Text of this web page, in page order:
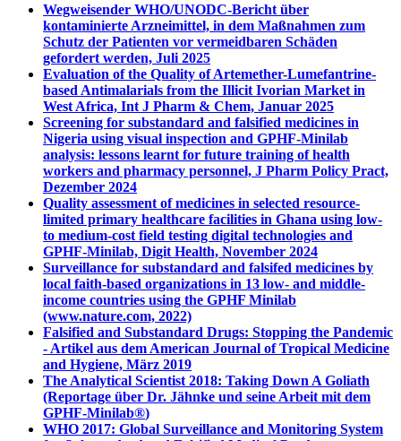
Wegweisender WHO/UNODC-Bericht über
kontaminierte Arzneimittel, in dem Maßnahmen zum
Schutz der Patienten vor vermeidbaren Schäden
gefordert werden, Juli 2025
Evaluation of the Quality of Artemether-Lumefantrine-
based Antimalarials from the Illicit Ivorian Market in
West Africa, Int J Pharm & Chem, Januar 2025
Screening for substandard and falsified medicines in
Nigeria using visual inspection and GPHF-Minilab
analysis: lessons learnt for future training of health
workers and pharmacy personnel, J Pharm Policy Pract,
Dezember 2024
Quality assessment of medicines in selected resource-
limited primary healthcare facilities in Ghana using low-
to medium-cost field testing digital technologies and
GPHF-Minilab, Digit Health, November 2024
Surveillance for substandard and falsifed medicines by
local faith-based organizations in 13 low- and middle-
income countries using the GPHF Minilab
(www.nature.com, 2022)
Falsified and Substandard Drugs: Stopping the Pandemic
- Artikel aus dem American Journal of Tropical Medicine
and Hygiene, März 2019
The Analytical Scientist 2018: Taking Down A Goliath
(Reportage über Dr. Jähnke und seine Arbeit mit dem
GPHF-Minilab®)
WHO 2017: Global Surveillance and Monitoring System